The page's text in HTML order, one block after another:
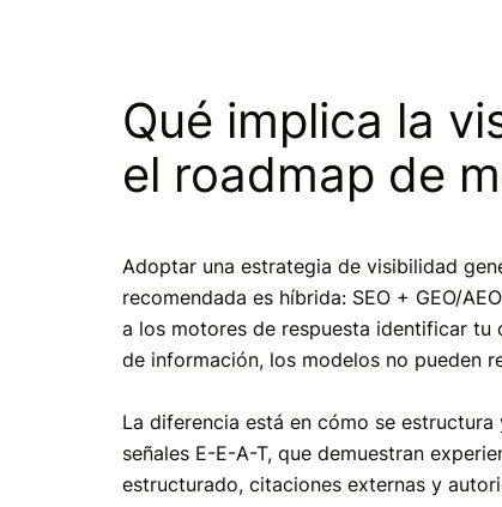
Qué implica la
el roadmap de
Adoptar una estrategia de visibilidad
recomendada es híbrida: SEO + GEO/
a los motores de respuesta identificar
de información, los modelos no pueden
La diferencia está en cómo se
señales E-E-A-T, que demuestran
estructurado, citaciones externas y